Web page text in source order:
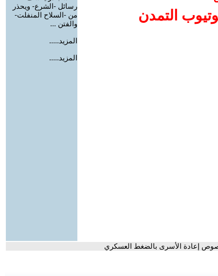
التمدن
رسائل -الشرع- ويحذر
من -السلاح المنفلت-
والفتن ...
المزيد.....
المزيد.....
إعادة الأسرى بالضغط العسكري